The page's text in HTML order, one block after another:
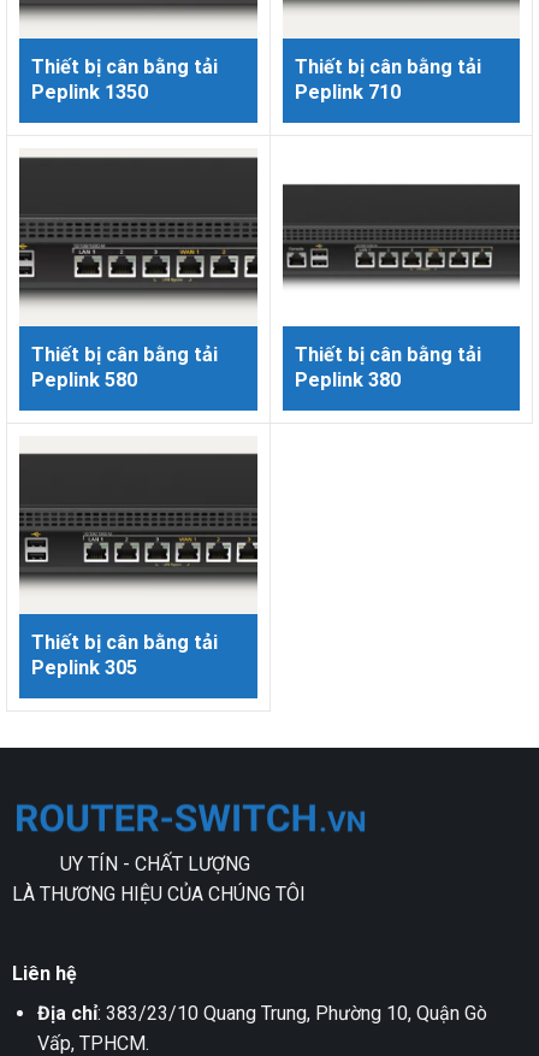
Thiết bị cân bằng tải
Peplink 1350
Thiết bị cân bằng tải
Peplink 710
Thiết bị cân bằng tải
Peplink 580
Thiết bị cân bằng tải
Peplink 380
Thiết bị cân bằng tải
Peplink 305
UY TÍN - CHẤT LƯỢNG
LÀ THƯƠNG HIỆU CỦA CHÚNG TÔI
Liên hệ
Địa chỉ: 383/23/10 Quang Trung, Phường 10, Quận Gò
Vấp, TPHCM.